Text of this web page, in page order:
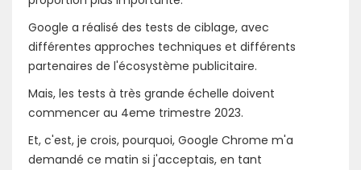
Google a réalisé des tests de ciblage, avec
différentes approches techniques et différents
partenaires de l'écosystème publicitaire.
Mais, les tests à très grande échelle doivent
commencer au 4eme trimestre 2023.
Et, c'est, je crois, pourquoi, Google Chrome m'a
demandé ce matin si j'acceptais, en tant